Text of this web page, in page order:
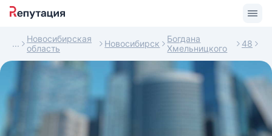
Новосибирская
область
Новосибирск
Богдана
Хмельницкого
48